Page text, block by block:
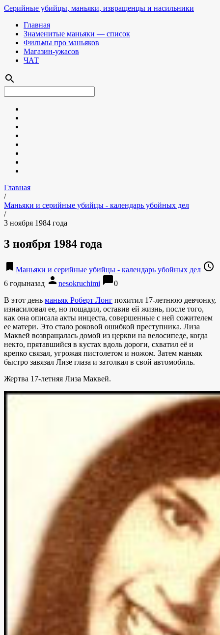
Серийные убийцы, маньяки, извращенцы и насильники
Главная
Знаменитые маньяки — список
Фильмы про маньяков
Магазин-ужасов
ЧАТ
search
Главная
/
Маньяки и серийные убийцы - календарь убойных дел
/
3 ноября 1984 года
3 ноября 1984 года
bookmark Маньяки и серийные убийцы - календарь убойных дел access_time
6 годыназад person nesokruchimi chat_bubble0
В этот день маньяк Роберт Лонг похитил 17-летнюю девчонку,
изнасиловал ее, но пощадил, оставив ей жизнь, после того,
как она описала акты инцеста, совершенные с ней сожителем
ее матери. Это стало роковой ошибкой преступника. Лиза
Маквей возвращалась домой из церкви на велосипеде, когда
некто, прятавшийся в кустах вдоль дороги, схватил её и
крепко связал, угрожая пистолетом и ножом. Затем маньяк
быстро завязал Лизе глаза и затолкал в свой автомобиль.
Жертва 17-летняя Лиза Маквей.